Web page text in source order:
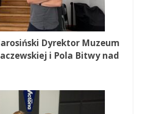
Dyrektor Muzeum
i Pola Bitwy nad